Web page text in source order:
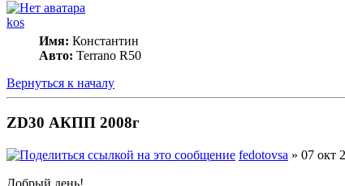
kos
Имя: Константин
Авто: Terrano R50
Вернуться к началу
ZD30 АКПП 2008г
fedotovsa » 07 окт
Добрый день!